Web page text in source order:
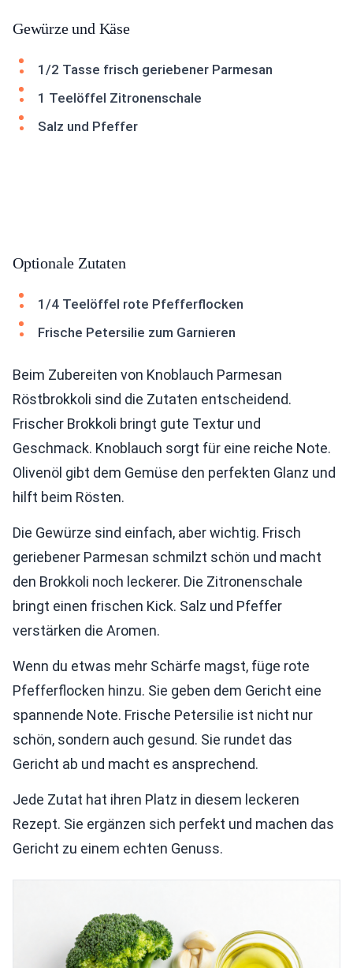
Gewürze und Käse
1/2 Tasse frisch geriebener Parmesan
1 Teelöffel Zitronenschale
Salz und Pfeffer
Optionale Zutaten
1/4 Teelöffel rote Pfefferflocken
Frische Petersilie zum Garnieren
Beim Zubereiten von Knoblauch Parmesan
Röstbrokkoli sind die Zutaten entscheidend.
Frischer Brokkoli bringt gute Textur und
Geschmack. Knoblauch sorgt für eine reiche Note.
Olivenöl gibt dem Gemüse den perfekten Glanz und
hilft beim Rösten.
Die Gewürze sind einfach, aber wichtig. Frisch
geriebener Parmesan schmilzt schön und macht
den Brokkoli noch leckerer. Die Zitronenschale
bringt einen frischen Kick. Salz und Pfeffer
verstärken die Aromen.
Wenn du etwas mehr Schärfe magst, füge rote
Pfefferflocken hinzu. Sie geben dem Gericht eine
spannende Note. Frische Petersilie ist nicht nur
schön, sondern auch gesund. Sie rundet das
Gericht ab und macht es ansprechend.
Jede Zutat hat ihren Platz in diesem leckeren
Rezept. Sie ergänzen sich perfekt und machen das
Gericht zu einem echten Genuss.